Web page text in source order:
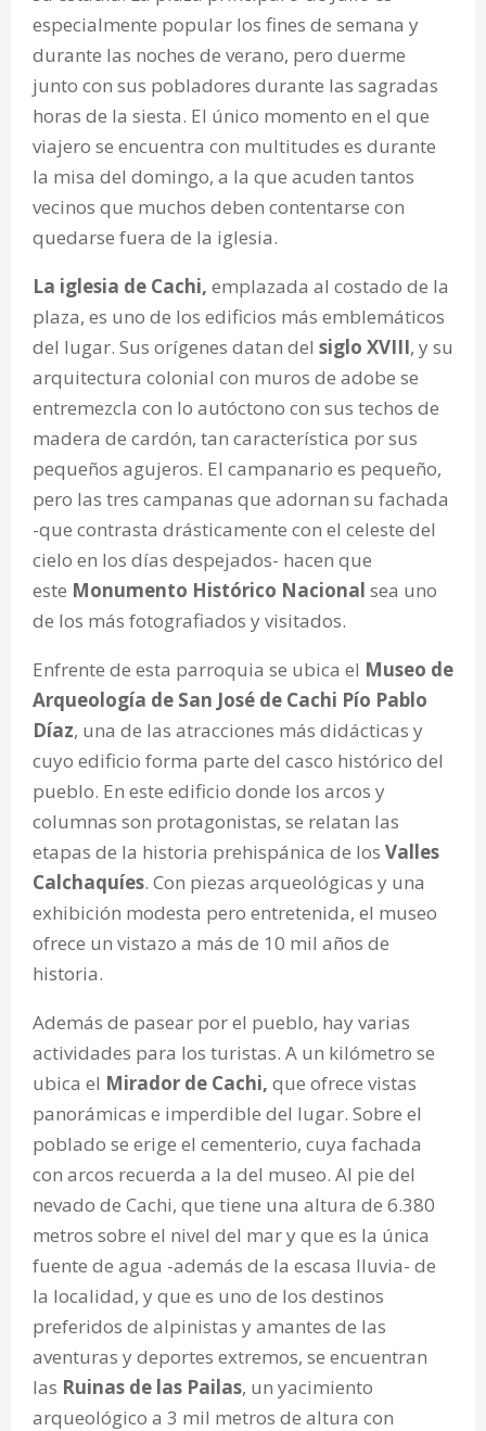
especialmente popular los fines de semana y
durante las noches de verano, pero duerme
junto con sus pobladores durante las sagradas
horas de la siesta. El único momento en el que
viajero se encuentra con multitudes es durante
la misa del domingo, a la que acuden tantos
vecinos que muchos deben contentarse con
quedarse fuera de la iglesia.
La iglesia de Cachi, emplazada al costado de la
plaza, es uno de los edificios más emblemáticos
del lugar. Sus orígenes datan del siglo XVIII, y su
arquitectura colonial con muros de adobe se
entremezcla con lo autóctono con sus techos de
madera de cardón, tan característica por sus
pequeños agujeros. El campanario es pequeño,
pero las tres campanas que adornan su fachada
-que contrasta drásticamente con el celeste del
cielo en los días despejados- hacen que
este Monumento Histórico Nacional sea uno
de los más fotografiados y visitados.
Enfrente de esta parroquia se ubica el Museo de
Arqueología de San José de Cachi Pío Pablo
Díaz, una de las atracciones más didácticas y
cuyo edificio forma parte del casco histórico del
pueblo. En este edificio donde los arcos y
columnas son protagonistas, se relatan las
etapas de la historia prehispánica de los Valles
Calchaquíes. Con piezas arqueológicas y una
exhibición modesta pero entretenida, el museo
ofrece un vistazo a más de 10 mil años de
historia.
Además de pasear por el pueblo, hay varias
actividades para los turistas. A un kilómetro se
ubica el Mirador de Cachi, que ofrece vistas
panorámicas e imperdible del lugar. Sobre el
poblado se erige el cementerio, cuya fachada
con arcos recuerda a la del museo. Al pie del
nevado de Cachi, que tiene una altura de 6.380
metros sobre el nivel del mar y que es la única
fuente de agua -además de la escasa lluvia- de
la localidad, y que es uno de los destinos
preferidos de alpinistas y amantes de las
aventuras y deportes extremos, se encuentran
las Ruinas de las Pailas, un yacimiento
arqueológico a 3 mil metros de altura con